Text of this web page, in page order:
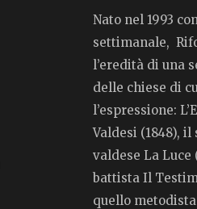
Nato nel 1993
settimanale,
l’eredità di una
delle chiese di
l’espressione:
Valdesi (1848),
valdese La Luce
battista Il
quello metodista